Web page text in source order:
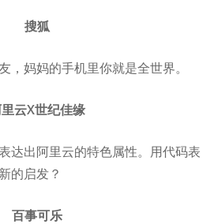
搜狐
，妈妈的手机里你就是全世界。
云X世纪佳缘
达出阿里云的特色属性。用代码表
的启发？
百事可乐